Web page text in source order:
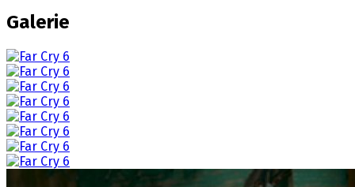
Galerie